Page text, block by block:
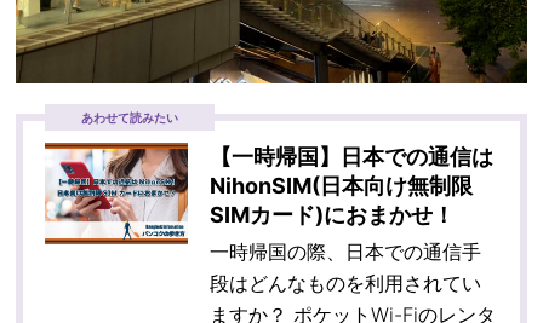
あわせて読みたい
【一時帰国】日本での通信は
NihonSIM(日本向け無制限
SIMカード)におまかせ！
一時帰国の際、日本での通信手
段はどんなものを利用されてい
ますか？ ポケットWi-Fiのレンタ